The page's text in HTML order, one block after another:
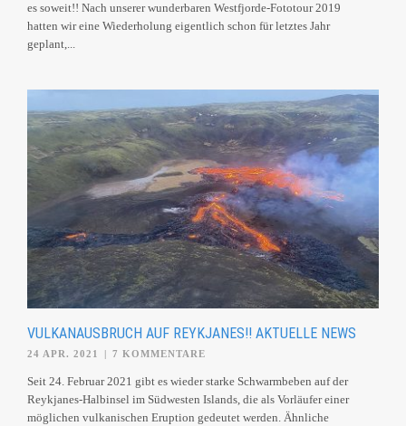
es soweit!! Nach unserer wunderbaren Westfjorde-Fototour 2019
hatten wir eine Wiederholung eigentlich schon für letztes Jahr
geplant,...
VULKANAUSBRUCH AUF REYKJANES!! AKTUELLE NEWS
24 APR. 2021 7 KOMMENTARE
Seit 24. Februar 2021 gibt es wieder starke Schwarmbeben auf der
Reykjanes-Halbinsel im Südwesten Islands, die als Vorläufer einer
möglichen vulkanischen Eruption gedeutet werden. Ähnliche